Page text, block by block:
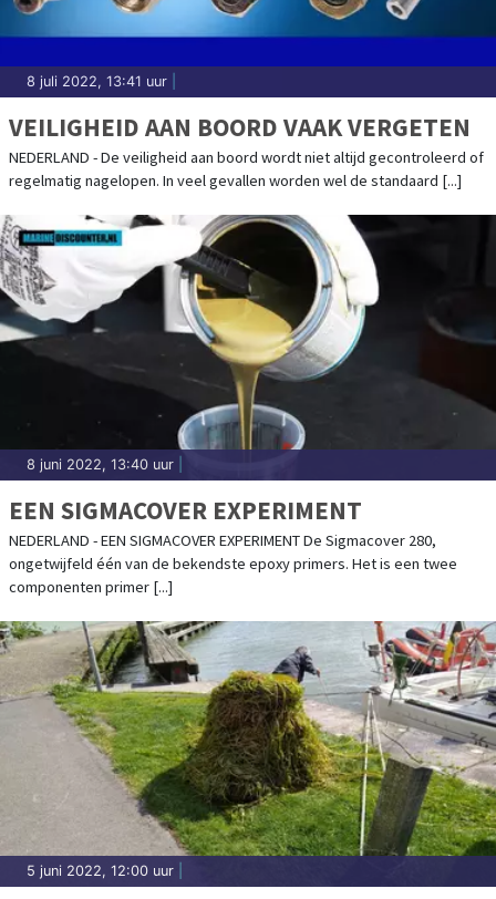
8 juli 2022, 13:41 uur
VEILIGHEID AAN BOORD VAAK VERGETEN
NEDERLAND - De veiligheid aan boord wordt niet altijd gecontroleerd of
regelmatig nagelopen. In veel gevallen worden wel de standaard [...]
8 juni 2022, 13:40 uur
EEN SIGMACOVER EXPERIMENT
NEDERLAND - EEN SIGMACOVER EXPERIMENT De Sigmacover 280,
ongetwijfeld één van de bekendste epoxy primers. Het is een twee
componenten primer [...]
5 juni 2022, 12:00 uur